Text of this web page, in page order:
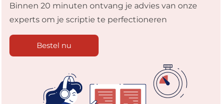
Binnen 20 minuten ontvang je advies van onze
experts om je scriptie te perfectioneren
Bestel nu